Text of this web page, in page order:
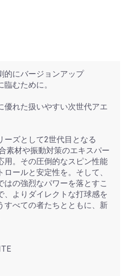
的にバージョンアップ
むために。
優れた扱いやすい次世代アエ
ーズとして2世代目となる
素材や振動対策のエキスパー
用。その圧倒的なスピン性能
ールと安定性を。そして、
はの強烈なパワーを落とすこ
、よりダイレクトな打球感を
すべての者たちとともに、新